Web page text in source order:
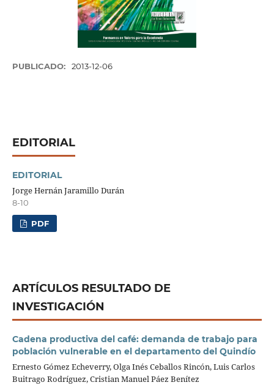
PUBLICADO: 2013-12-06
EDITORIAL
EDITORIAL
Jorge Hernán Jaramillo Durán
8-10
PDF
ARTÍCULOS RESULTADO DE
INVESTIGACIÓN
Cadena productiva del café: demanda de trabajo para
población vulnerable en el departamento del Quindío
Ernesto Gómez Echeverry, Olga Inés Ceballos Rincón, Luis Carlos
Buitrago Rodríguez, Cristian Manuel Páez Benítez